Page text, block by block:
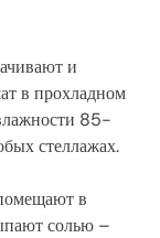
и
в прохладном
85-
стеллажах.
в
солью –